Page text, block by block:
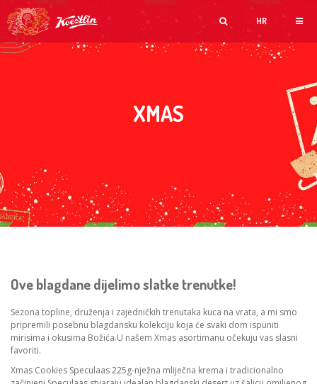
HR
XMAS
Ove blagdane dijelimo slatke trenutke!
Sezona topline, druženja i zajedničkih trenutaka kuca na vrata, a mi smo
pripremili posebnu blagdansku kolekciju koja će svaki dom ispuniti
mirisima i okusima Božića.U našem Xmas asortimanu očekuju vas slasni
favoriti.
Xmas Cookies Speculaas 225g-nježna mliječna krema i tradicionalno